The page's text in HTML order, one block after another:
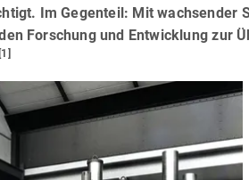
Im Gegenteil: Mit wachsender
Forschung und Entwicklung zur
[1]